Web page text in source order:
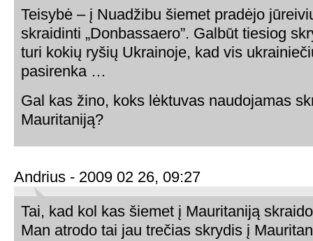
Teisybė – į Nuadžibu šiemet pradėjo
skraidinti „Donbassaero”. Galbūt tiesiog
turi kokių ryšių Ukrainoje, kad vis
pasirenka …
Gal kas žino, koks lėktuvas naudojamas
Mauritaniją?
Andrius - 2009 02 26, 09:27
Tai, kad kol kas šiemet į Mauritaniją
Man atrodo tai jau trečias skrydis į